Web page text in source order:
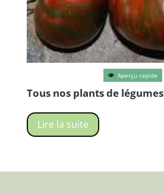
Aperçu rapide
Tous nos plants de légumes
Lire la suite